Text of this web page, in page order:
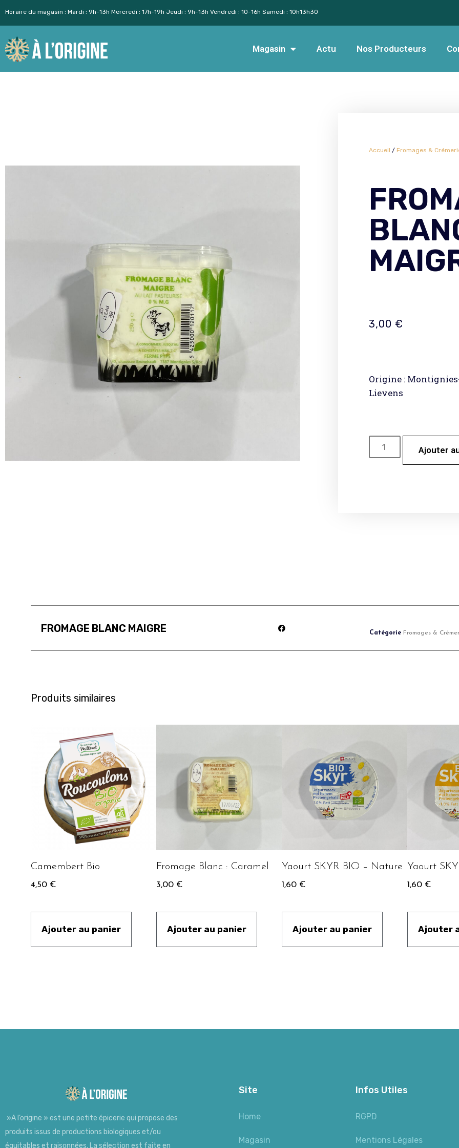
Aller
au
contenu
Horaire du magasin : Mardi : 9h-13h Mercredi : 17h-19h Jeudi : 9h-13h Vendredi : 10-16h Samedi : 10h13h30
Magasin Actu Nos Producteurs
Accueil / Fromages &
3,00 €
Origine :
Lievens
Ajouter
FROMAGE BLANC MAIGRE Catégorie Fromages &
Produits similaires
Camembert Bio
4,50 €
Ajouter au panier
Fromage Blanc : Caramel
3,00 €
Ajouter au panier
Yaourt SKYR BIO – Nature
1,60 €
Ajouter au panier
Yaourt
1,60 €
Ajouter
»A l’origine » est une petite épicerie qui propose des
produits issus de productions biologiques et/ou
équitables et raisonnées. La sélection est faite en
Site
Home
Magasin
Infos Utiles
RGPD
Mentions Légales